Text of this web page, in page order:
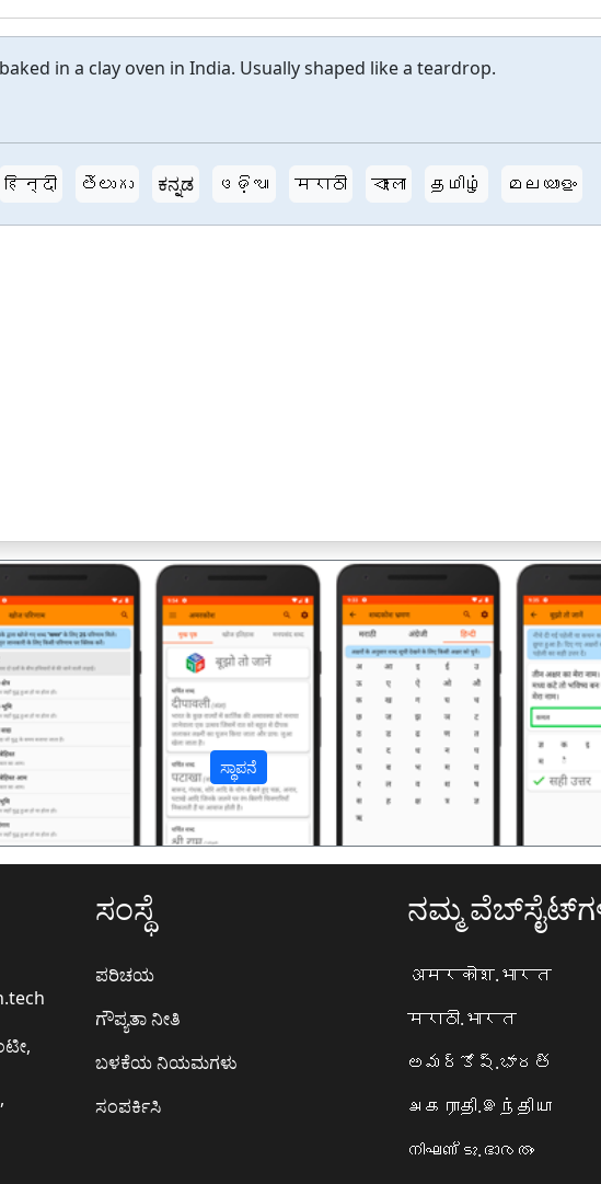
in a clay oven in India. Usually shaped like a teardrop.
हिन्दी తెలుగు ಕನ್ನಡ ଓଡ଼ିଆ मराठी বাংলা தமிழ் മലയാളം
ಸ್ಥಾಪನೆ
ಸಂಸ್ಥೆ
ಪರಿಚಯ
ಗೌಪ್ಯತಾ ನೀತಿ
ಬಳಕೆಯ ನಿಯಮಗಳು
ಸಂಪರ್ಕಿಸಿ
ನಮ್ಮ
अमरकोश.भारत
मराठी.भारत
అమర్కోష్.భారత్
அகராதி.இந்தியா
നിഘണ്ടു.ഭാരതം